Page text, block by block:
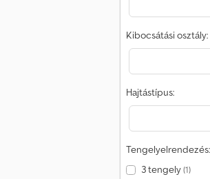
Kibocsátási osztály:
Hajtástípus:
Tengelyelrendezés:
3 tengely(1)